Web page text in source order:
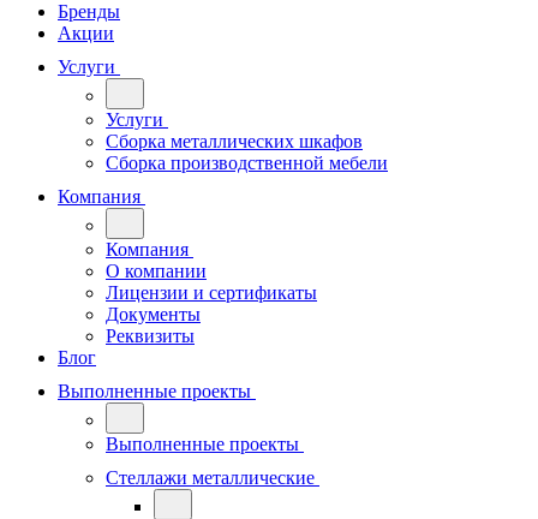
Бренды
Акции
Услуги
Услуги
Сборка металлических шкафов
Сборка производственной мебели
Компания
Компания
О компании
Лицензии и сертификаты
Документы
Реквизиты
Блог
Выполненные проекты
Выполненные проекты
Стеллажи металлические